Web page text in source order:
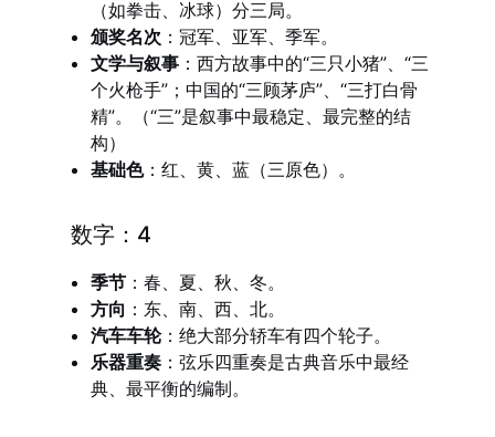
（如拳击、冰球）分三局。
颁奖名次 ：冠军、亚军、季军。
文学与叙事 ：西方故事中的“三只小猪”、“三
个火枪手”；中国的“三顾茅庐”、“三打白骨
精”。（“三”是叙事中最稳定、最完整的结
构）
基础色：红、黄、蓝（三原色）。
数字：4
季节 ：春、夏、秋、冬。
方向 ：东、南、西、北。
汽车车轮：绝大部分轿车有四个轮子。
乐器重奏 ：弦乐四重奏是古典音乐中最经
典、最平衡的编制。